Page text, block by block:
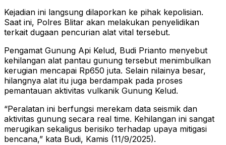
Kejadian ini langsung dilaporkan ke pihak kepolisian.
Saat ini, Polres Blitar akan melakukan penyelidikan
terkait dugaan pencurian alat vital tersebut.
Pengamat Gunung Api Kelud, Budi Prianto menyebut
kehilangan alat pantau gunung tersebut menimbulkan
kerugian mencapai Rp650 juta. Selain nilainya besar,
hilangnya alat itu juga berdampak pada proses
pemantauan aktivitas vulkanik Gunung Kelud.
“Peralatan ini berfungsi merekam data seismik dan
aktivitas gunung secara real time. Kehilangan ini sangat
merugikan sekaligus berisiko terhadap upaya mitigasi
bencana,” kata Budi, Kamis (11/9/2025).